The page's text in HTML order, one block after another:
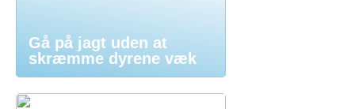
Gå på jagt uden at
skræmme dyrene væk